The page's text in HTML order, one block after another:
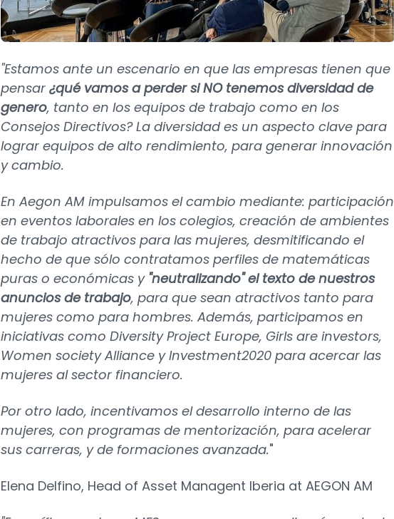
"Estamos ante un escenario en que las empresas tienen que
pensar ¿qué vamos a perder si NO tenemos diversidad de
genero, tanto en los equipos de trabajo como en los
Consejos Directivos? La diversidad es un aspecto clave para
lograr equipos de alto rendimiento, para generar innovación
y cambio.
En Aegon AM impulsamos el cambio mediante: participación
en eventos laborales en los colegios, creación de ambientes
de trabajo atractivos para las mujeres, desmitificando el
hecho de que sólo contratamos perfiles de matemáticas
puras o económicas y "neutralizando" el texto de nuestros
anuncios de trabajo, para que sean atractivos tanto para
mujeres como para hombres. Además, participamos en
iniciativas como Diversity Project Europe, Girls are investors,
Women society Alliance y Investment2020 para acercar las
mujeres al sector financiero.
Por otro lado, incentivamos el desarrollo interno de las
mujeres, con programas de mentorización, para acelerar
sus carreras, y de formaciones avanzada."
Elena Delfino, Head of Asset Managent Iberia at AEGON AM